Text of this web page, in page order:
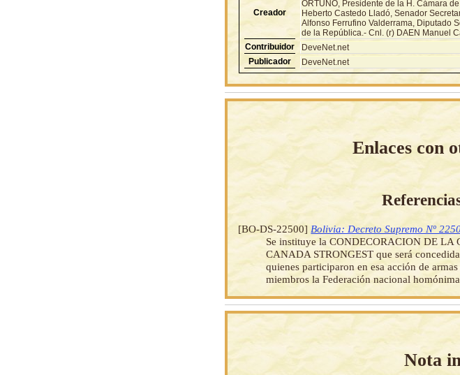
Creador
ORTUÑO, Presidente de la H. Cámara
Heberto Castedo Lladó, Senador
Alfonso Ferrufino Valderrama, Diputado
de la República.- Cnl. (r) DAEN Manuel
Contribuidor
DeveNet.net
Publicador
DeveNet.net
Enlaces con
[BO-DS-22500] Bolivia: Decreto Supremo Nº
Se instituye la CONDECORACION DE
CANADA STRONGEST que será
quienes participaron en esa acción de
miembros la Federación nacional
Nota